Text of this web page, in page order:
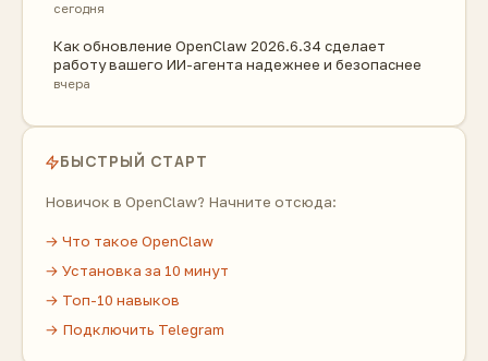
сегодня
Как обновление OpenClaw 2026.6.34 сделает
работу вашего ИИ-агента надежнее и безопаснее
вчера
БЫСТРЫЙ СТАРТ
Новичок в OpenClaw? Начните отсюда:
→ Что такое OpenClaw
→ Установка за 10 минут
→ Топ-10 навыков
→ Подключить Telegram